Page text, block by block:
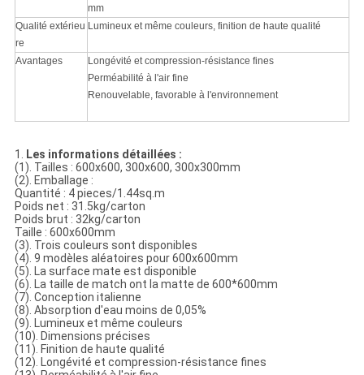
mm
Qualité extérieu
re
Lumineux et même couleurs, finition de haute qualité
Avantages
Longévité et compression-résistance fines
Perméabilité à l'air fine
Renouvelable, favorable à l'environnement
1. Les informations détaillées :
(1). Tailles : 600x600, 300x600, 300x300mm
(2). Emballage :
Quantité : 4 pieces/1.44sq.m
Poids net : 31.5kg/carton
Poids brut : 32kg/carton
Taille : 600x600mm
(3). Trois couleurs sont disponibles
(4). 9 modèles aléatoires pour 600x600mm
(5). La surface mate est disponible
(6). La taille de match ont la matte de 600*600mm
(7). Conception italienne
(8). Absorption d'eau moins de 0,05%
(9). Lumineux et même couleurs
(10). Dimensions précises
(11). Finition de haute qualité
(12). Longévité et compression-résistance fines